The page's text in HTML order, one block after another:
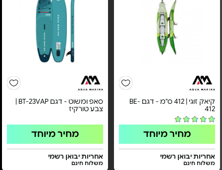
קיאק זוגי | 412 ס"מ - דגם BE-
412
מחיר מיוחד
אחריות יבואן רשמי
משלוח חינם
סאפ ומשוט - דגם BT-23VAP |
צבע טורקיז
מחיר מיוחד
אחריות יבואן רשמי
משלוח חינם